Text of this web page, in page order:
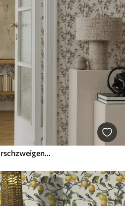
Tapeten Vögel zwischen Kirschzweigen mit roten Beeren